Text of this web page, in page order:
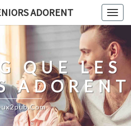
ADORENT
QUE LES
ADORENT